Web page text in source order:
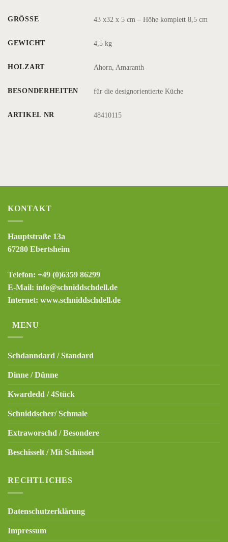
GRÖSSE 43 x32 x 5 cm – Höhe komplett 8,5 cm
GEWICHT 4,5 kg
HOLZART Ahorn, Amaranth
BESONDERHEITEN für die designorientierte Küche
ARTIKEL NR 48410115
KONTAKT
Hauptstraße 13a
67280 Ebertsheim
Telefon: +49 (0)6359 86299
E-Mail: info@schniddschdell.de
Internet: www.schniddschdell.de
MENU
Schdanndard / Standard
Dinne / Dünne
Kwardedd / 4Stück
Schniddscher/ Schmale
Extraworschd / Besondere
Beschisselt / Mit Schüssel
RECHTLICHES
Datenschutzerklärung
Impressum